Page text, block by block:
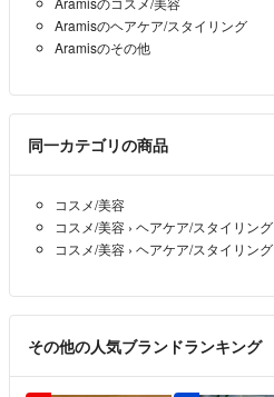
Aramisのヘアケア/スタイリング
Aramisのその他
同一カテゴリの商品
コスメ/美容
コスメ/美容 › ヘアケア/スタイリング
コスメ/美容 › ヘアケア/スタイリング
その他の人気ブランドランキング